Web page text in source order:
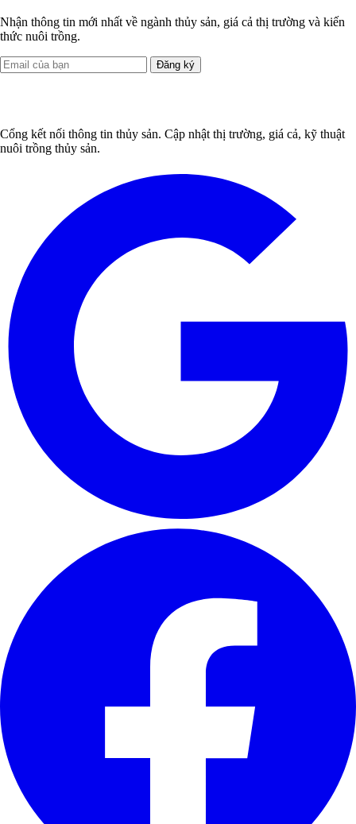
Nhận thông tin mới nhất về ngành thủy sản, giá cả thị trường và kiến
thức nuôi trồng.
Đăng ký
Cổng kết nối thông tin thủy sản. Cập nhật thị trường, giá cả, kỹ thuật
nuôi trồng thủy sản.